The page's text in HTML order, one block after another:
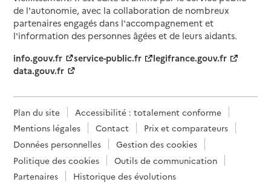
de l'autonomie, avec la collaboration de nombreux
partenaires engagés dans l'accompagnement et
l'information des personnes âgées et de leurs aidants.
info.gouv.fr
service-public.fr
legifrance.gouv.fr
data.gouv.fr
Plan du site
Accessibilité : totalement conforme
Mentions légales
Contact
Prix et comparateurs
Données personnelles
Gestion des cookies
Politique des cookies
Outils de communication
Partenaires
Historique des évolutions